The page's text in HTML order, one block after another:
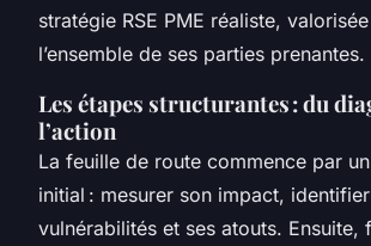
stratégie RSE PME réaliste,
l’ensemble de ses parties prenantes.
Les étapes structurantes : du
l’action
La feuille de route commence par
initial : mesurer son impact,
vulnérabilités et ses atouts. Ensuite,